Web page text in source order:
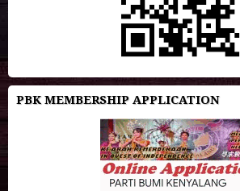
PBK MEMBERSHIP APPLICATION